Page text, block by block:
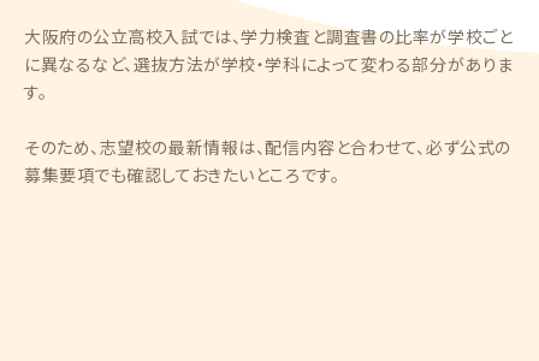
大阪府の公立高校入試では、学力検査と調査書の比率が学校ごと
に異なるなど、選抜方法が学校・学科によって変わる部分がありま
す。
そのため、志望校の最新情報は、配信内容と合わせて、必ず公式の
募集要項でも確認しておきたいところです。